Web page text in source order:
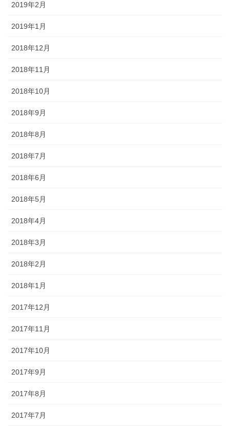
2019年2月
2019年1月
2018年12月
2018年11月
2018年10月
2018年9月
2018年8月
2018年7月
2018年6月
2018年5月
2018年4月
2018年3月
2018年2月
2018年1月
2017年12月
2017年11月
2017年10月
2017年9月
2017年8月
2017年7月